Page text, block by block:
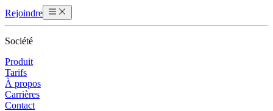
Rejoindre
Société
Produit
Tarifs
À propos
Carrières
Contact